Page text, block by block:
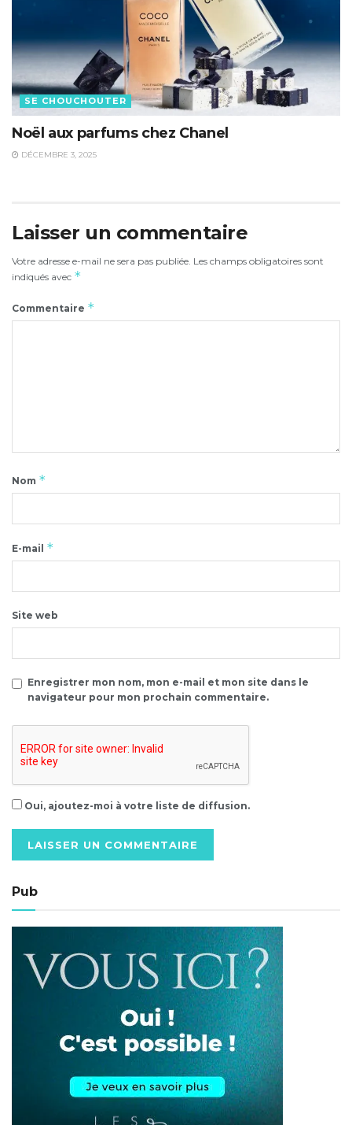
SE CHOUCHOUTER
Noël aux parfums chez Chanel
DÉCEMBRE 3, 2025
Laisser un commentaire
Votre adresse e-mail ne sera pas publiée. Les champs obligatoires sont
indiqués avec *
Commentaire *
Nom *
E-mail *
Site web
Enregistrer mon nom, mon e-mail et mon site dans le
navigateur pour mon prochain commentaire.
Oui, ajoutez-moi à votre liste de diffusion.
Pub